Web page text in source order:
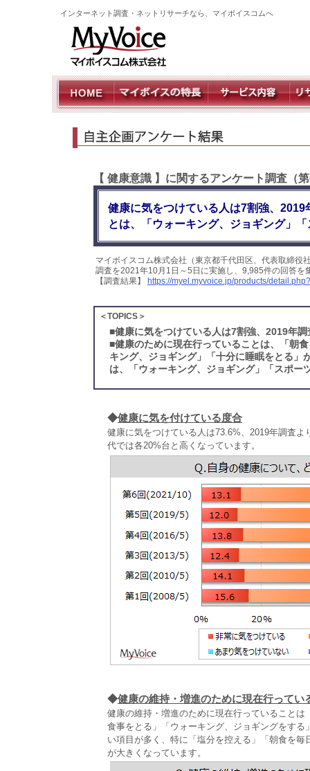
インターネット調査・ネットリサーチなら、マイボイスコムへ
【 健康意識 】に関するアンケート調査（
健康に気をつけている人は7割強、
とは、「ウォーキング、ジョギング」
マイボイスコム株式会社（東京都千代田区、代表取締
調査を2021年10月1日～5日に実施し、9,985件の回答を
【調査結果】
https://myel.myvoice.jp/products/
＜TOPICS＞
■健康に気をつけている人は7割強、2019年調
■健康のために現在行っていることは、「朝
キング、ジョギング」「十分に睡眠をとる」
は、「ウォーキング、ジョギング」「スポー
◆健康に気を付けている度合
健康に気をつけている人は73.6%、2019年調査
代では各20%台と高くなっています。
◆健康の維持・増進のために現在行ってい
健康の維持・増進のために現在行っていること
食事をとる」「ウォーキング、ジョギングをす
い項目が多く、特に「塩分を控える」「朝食を
が大きくなっています。